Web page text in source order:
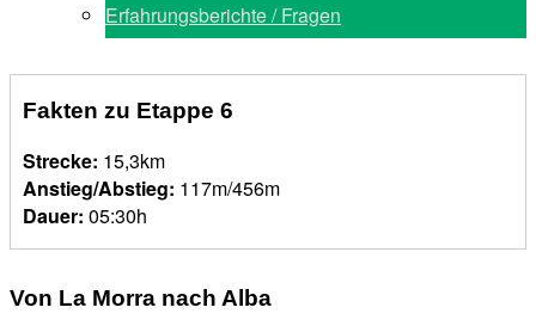
Erfahrungsberichte / Fragen
Fakten zu Etappe 6
Strecke: 15,3km
Anstieg/Abstieg: 117m/456m
Dauer: 05:30h
Von La Morra nach Alba